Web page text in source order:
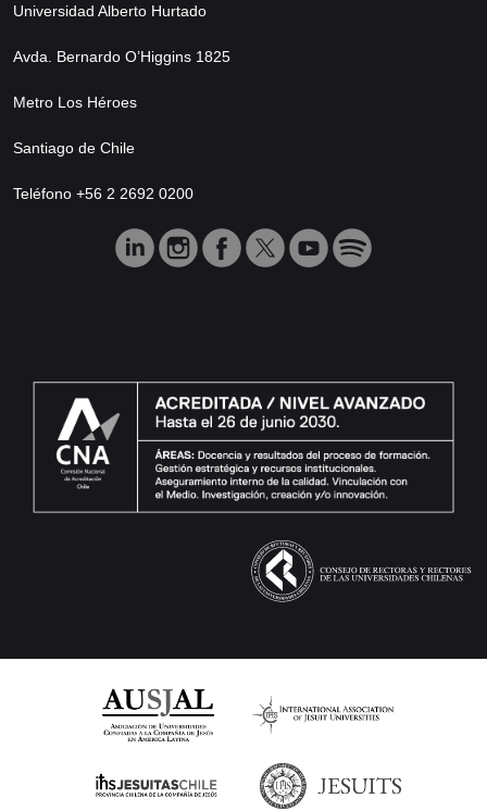
Universidad Alberto Hurtado
Avda. Bernardo O’Higgins 1825
Metro Los Héroes
Santiago de Chile
Teléfono +56 2 2692 0200